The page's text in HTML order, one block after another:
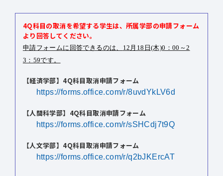
4Q科目の取消を希望する学生は、所属学部の申請フォーム
より回答してください。
申請フォームに回答できるのは、 12月18日(木)0：00～2
3：59です。
【経済学部】4Q科目取消申請フォーム
https://forms.office.com/r/8uvdYkLV6d
【人間科学部】 4Q科目取消申請フォーム
https://forms.office.com/r/sSHCdj7t9Q
【人文学部】 4Q科目取消申請フォーム
https://forms.office.com/r/q2bJKErcAT